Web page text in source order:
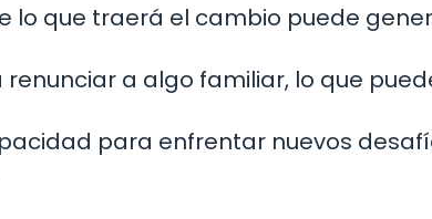
lo que traerá el cambio puede
a algo familiar, lo que
para enfrentar nuevos